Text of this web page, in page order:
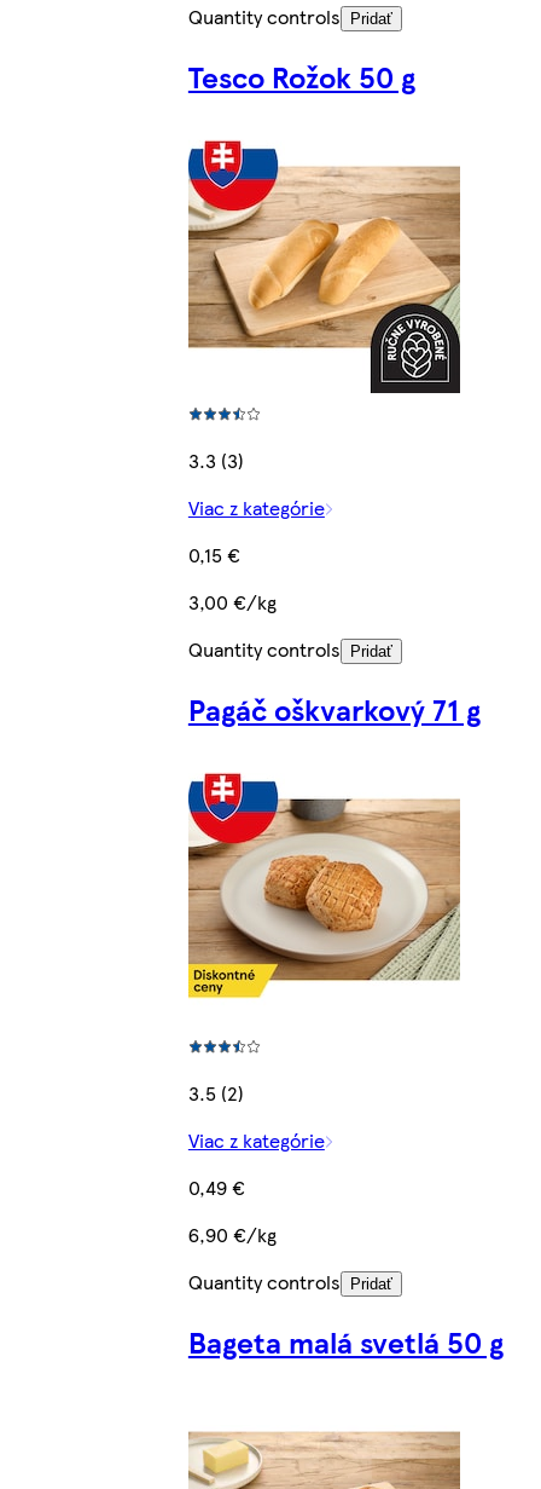
Quantity controls
Pridať
Tesco Rožok 50 g
3.3 (3)
Viac z kategórie
0,15 €
3,00 €/kg
Quantity controls
Pridať
Pagáč oškvarkový 71 g
3.5 (2)
Viac z kategórie
0,49 €
6,90 €/kg
Quantity controls
Pridať
Bageta malá svetlá 50 g